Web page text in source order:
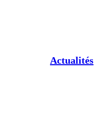
Actualités